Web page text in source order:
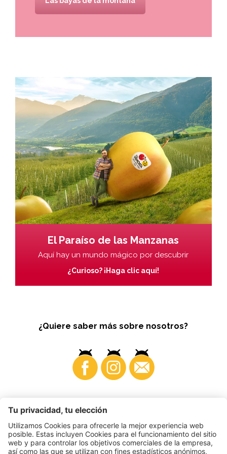
El Paraíso de las Manzanas
Aquí hay un mundo mágico por descubrir
¿Curioso? ¡Haga clic aquí!
¿Quiere saber más sobre nosotros?
Business